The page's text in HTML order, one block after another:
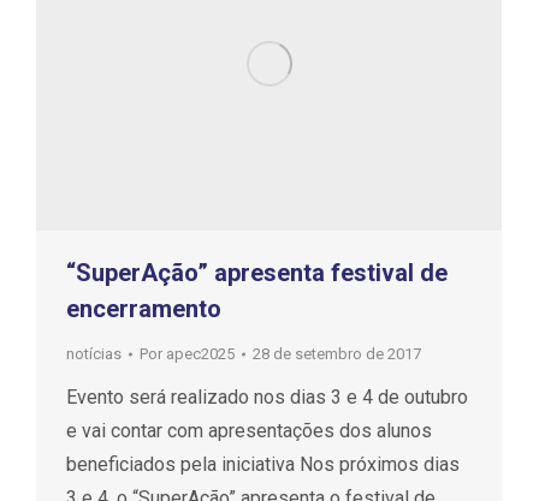
“SuperAção” apresenta festival de
encerramento
notícias Por apec2025 28 de setembro de 2017
Evento será realizado nos dias 3 e 4 de outubro
e vai contar com apresentações dos alunos
beneficiados pela iniciativa Nos próximos dias